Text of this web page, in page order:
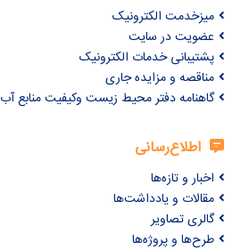
میزخدمت الکترونیک
عضویت در سایت
پشتیبانی خدمات الکترونیک
مناقصه و مزایده جاری
گاهنامه دفتر محیط زیست وکیفیت منابع آب
اطلاع‌رسانی
اخبار و تازه‌ها
مقالات و یادداشت‌ها
گالری تصاویر
طرح‌ها و پروژه‌ها